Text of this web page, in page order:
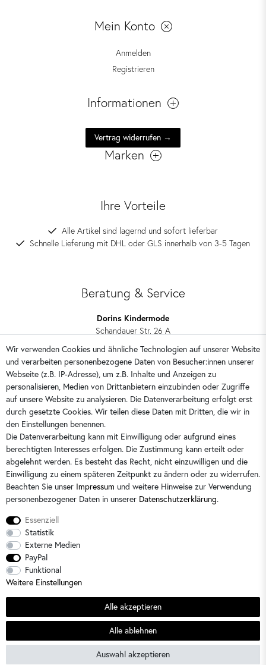
Mein Konto
Anmelden
Registrieren
Informationen
Vertrag widerrufen →
Marken
Ihre Vorteile
Alle Artikel sind lagernd und sofort lieferbar
Schnelle Lieferung mit DHL oder GLS innerhalb von 3-5 Tagen
Beratung & Service
Dorins Kindermode
Schandauer Str. 26 A
01309 Dresden
0351 28708090
kontakt@dorins-kindermode.de
Sie erreichen uns: Montag - Freitag 9 - 16 Uhr
Alle Preise sind inkl. der gesetzlichen Mehrwertsteuer und zzgl.
© 2026 Dorins Kindermode / Alle Rechte vorbehalten. /
Sommerschlussverkauf
Wir verwenden Cookies und ähnliche Technologien auf unserer Website
und verarbeiten personenbezogene Daten von Besucher:innen unserer
Webseite (z.B. IP-Adresse), um z.B. Inhalte und Anzeigen zu
personalisieren, Medien von Drittanbietern einzubinden oder Zugriffe
auf unsere Website zu analysieren. Die Datenverarbeitung erfolgt erst
durch gesetzte Cookies. Wir teilen diese Daten mit Dritten, die wir in
den Einstellungen benennen.
Die Datenverarbeitung kann mit Einwilligung oder aufgrund eines
berechtigten Interesses erfolgen. Die Zustimmung kann erteilt oder
abgelehnt werden. Es besteht das Recht, nicht einzuwilligen und die
Einwilligung zu einem späteren Zeitpunkt zu ändern oder zu widerrufen.
Beachten Sie unser Impressum und weitere Hinweise zur Verwendung
personenbezogener Daten in unserer Daten­schutz­erklärung.
Essenziell
Statistik
Externe Medien
PayPal
Funktional
Weitere Einstellungen
Alle akzeptieren
Alle ablehnen
Auswahl akzeptieren
Bewertungen bei: shopvote.de ⓘ